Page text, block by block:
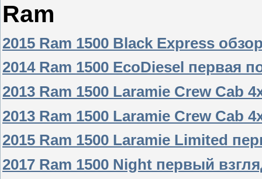
Ram
2015 Ram 1500 Black Express
2014 Ram 1500 EcoDiesel первая
2013 Ram 1500 Laramie Crew Cab
2013 Ram 1500 Laramie Crew Cab
2015 Ram 1500 Laramie Limited
2017 Ram 1500 Night первый